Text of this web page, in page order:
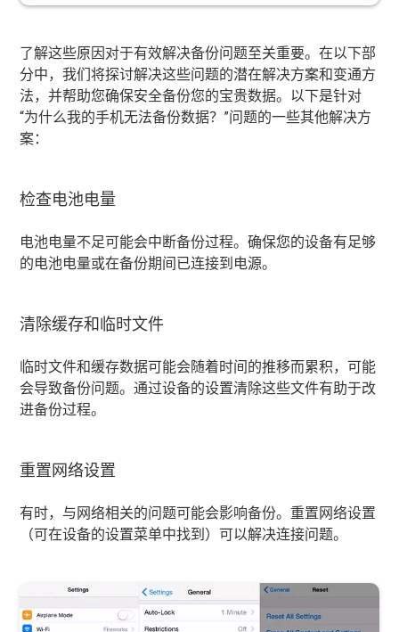
了解这些原因对于有效解决备份问题至关重要。在以下部
分中，我们将探讨解决这些问题的潜在解决方案和变通方
法，并帮助您确保安全备份您的宝贵数据。以下是针对
“为什么我的手机无法备份数据？”问题的一些其他解决方
案：
检查电池电量
电池电量不足可能会中断备份过程。确保您的设备有足够
的电池电量或在备份期间已连接到电源。
清除缓存和临时文件
临时文件和缓存数据可能会随着时间的推移而累积，可能
会导致备份问题。通过设备的设置清除这些文件有助于改
进备份过程。
重置网络设置
有时，与网络相关的问题可能会影响备份。重置网络设置
（可在设备的设置菜单中找到）可以解决连接问题。